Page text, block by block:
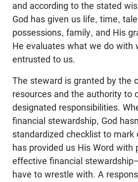
and according to the stated
God has given us life, time,
possessions, family, and His
He evaluates what we do with
entrusted to us.
The steward is granted by the
resources and the authority to
designated responsibilities.
financial stewardship, God
standardized checklist to mark
has provided us His Word with
effective financial
have to wrestle with. A